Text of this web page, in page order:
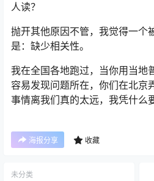
人读？
抛开其他原因不管，我觉得一个
是：缺少相关性。
我在全国各地跑过，当你用当地
容易发现问题所在，你们在北京
事情离我们真的太远，我凭什么
海报分享 收藏
未分类